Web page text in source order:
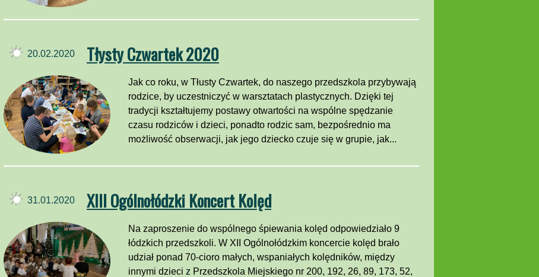
Tłysty Czwartek 2020
20.02.2020
Jak co roku, w Tłusty Czwartek, do naszego przedszkola przybywają
rodzice, by uczestniczyć w warsztatach plastycznych. Dzięki tej
tradycji kształtujemy postawy otwartości na wspólne spędzanie
czasu rodziców i dzieci, ponadto rodzic sam, bezpośrednio ma
możliwość obserwacji, jak jego dziecko czuje się w grupie, jak...
XIII Ogólnołódzki Koncert Kolęd
31.01.2020
Na zaproszenie do wspólnego śpiewania kolęd odpowiedziało 9
łódzkich przedszkoli. W XII Ogólnołódzkim koncercie kolęd brało
udział ponad 70-cioro małych, wspaniałych kolędników, między
innymi dzieci z Przedszkola Miejskiego nr 200, 192, 26, 89, 173, 52,